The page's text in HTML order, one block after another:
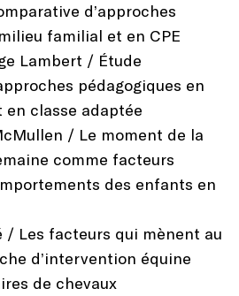
d’approches
familial et en CPE
Lambert / Étude
pédagogiques en
en classe adaptée
/ Le moment de la
comme facteurs
des enfants en
/ Les facteurs qui mènent au
d’intervention équine
de chevaux